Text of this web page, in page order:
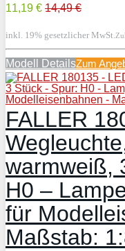
11,19 € 14,49 €
inkl. 19% gesetzlicher MwSt.
Modell DetailsZum
FALLER
warmweiß,
H0 –
für
Maßstab: